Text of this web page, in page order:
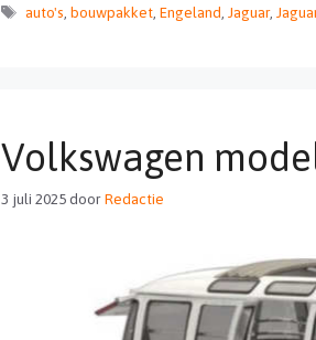
Tags
auto's bouwpakket, Engeland Jaguar,
Volkswagen
3 juli 2025doorRedactie